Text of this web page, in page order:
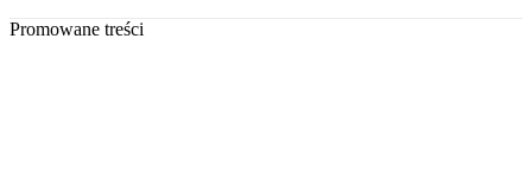
Promowane treści